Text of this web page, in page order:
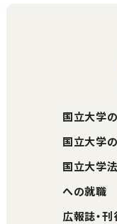
国立大学
国立大学
国立大学
への就職
広報誌・刊